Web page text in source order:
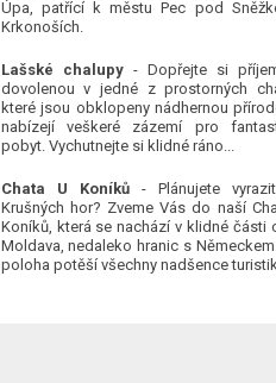
Úpa, patřící k městu Pec pod
Krkonoších.
Lašské chalupy- Dopřejte si
dovolenou v jedné z prostorných
které jsou obklopeny nádhernou
nabízejí veškeré zázemí pro
pobyt. Vychutnejte si klidné ráno...
Chata U Koníků- Plánujete vyrazit
Krušných hor? Zveme Vás do naší
Koníků, která se nachází v klidné části
Moldava, nedaleko hranic s
poloha potěší všechny nadšence